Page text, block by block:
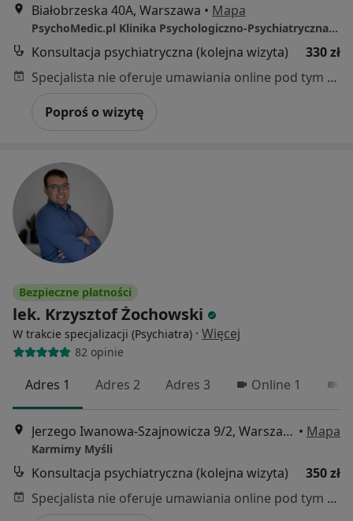
Białobrzeska 40A, Warszawa • Mapa
PsychoMedic.pl Klinika Psychologiczno-Psychiatryczna Warszawa ul. Białobrzeska 40A (Ochota, blisko Och Teatr)
Konsultacja psychiatryczna (kolejna wizyta)
330 zł
Specjalista nie oferuje umawiania online pod tym adresem.
Poproś o wizytę
Bezpieczne płatności
lek. Krzysztof Żochowski
W trakcie specjalizacji (Psychiatra) · Więcej
82 opinie
Adres 1 Adres 2 Adres 3 Online 1
Jerzego Iwanowa-Szajnowicza 9/2, Warszawa • Mapa
Karmimy Myśli
Konsultacja psychiatryczna (kolejna wizyta)
350 zł
Specjalista nie oferuje umawiania online pod tym adresem.